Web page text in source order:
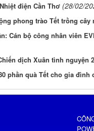
điện Cần Thơ (28/02/
phong trào Tết trồng cây
Cán bộ công nhân viên
dịch Xuân tình nguyện
phần quà Tết cho gia đình